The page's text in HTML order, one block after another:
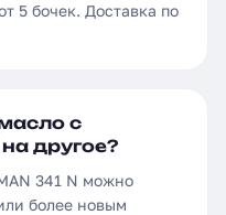
5 бочек. Доставка по
с
другое?
341 N можно
более новым